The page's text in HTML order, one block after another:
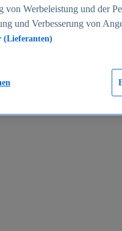
Deutschland 2005-2025
von Werbeleistung und der
und Verbesserung von
(Lieferanten)